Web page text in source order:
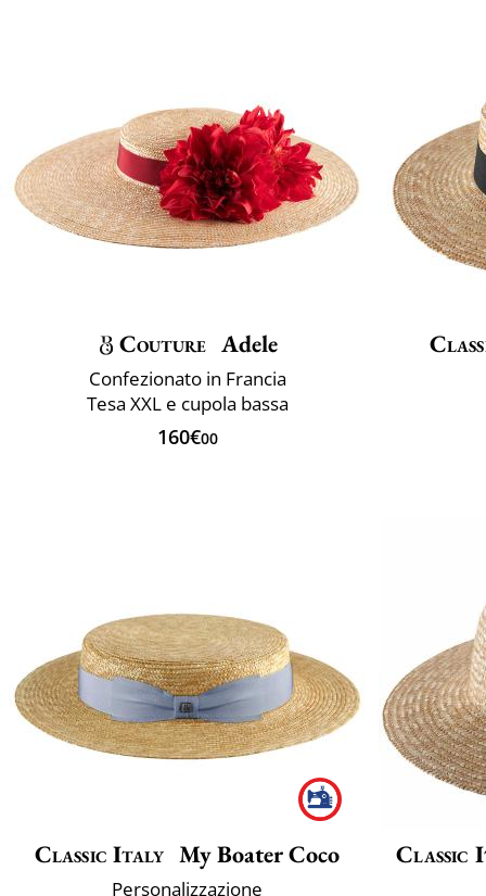
Couture Adele
Confezionato in Francia
Tesa XXL e cupola bassa
160€00
Classic Italy My Boater Coco
Personalizzazione
Classic